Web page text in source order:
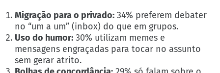
Migração para o privado: 34% preferem debater
no “um a um” (inbox) do que em grupos.
Uso do humor: 30% utilizam memes e
mensagens engraçadas para tocar no assunto
sem gerar atrito.